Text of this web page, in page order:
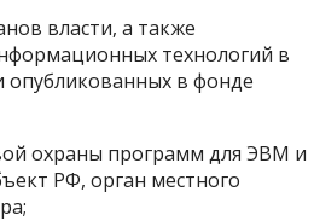
власти, а также
технологий в
опубликованных в фонде
охраны программ для ЭВМ и
РФ, орган местного